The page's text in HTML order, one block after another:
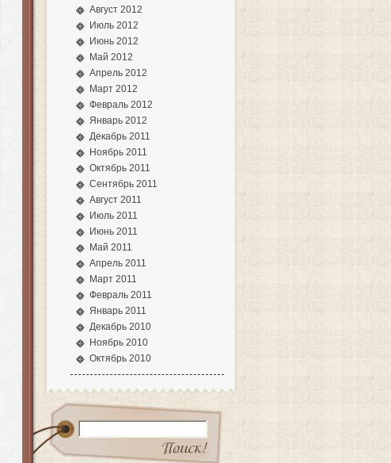
Август 2012
Июль 2012
Июнь 2012
Май 2012
Апрель 2012
Март 2012
Февраль 2012
Январь 2012
Декабрь 2011
Ноябрь 2011
Октябрь 2011
Сентябрь 2011
Август 2011
Июль 2011
Июнь 2011
Май 2011
Апрель 2011
Март 2011
Февраль 2011
Январь 2011
Декабрь 2010
Ноябрь 2010
Октябрь 2010